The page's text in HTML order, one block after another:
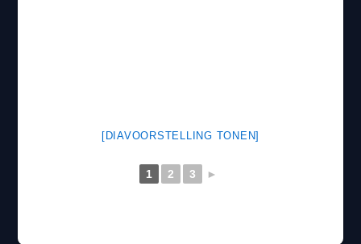
[DIAVOORSTELLING TONEN]
1 2 3 ►